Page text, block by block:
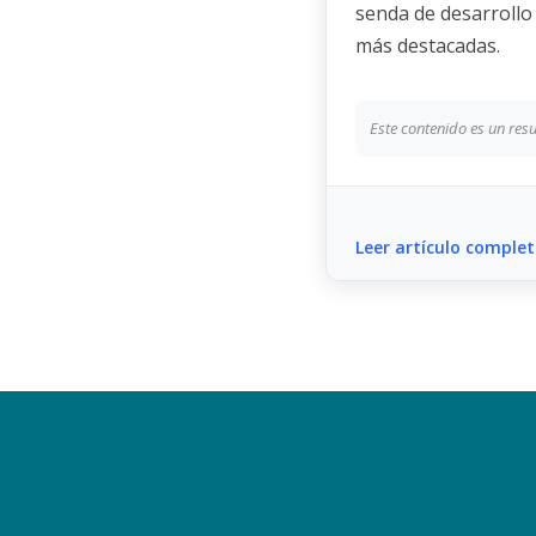
senda de
más destacadas.
Este contenido es un
Leer artículo